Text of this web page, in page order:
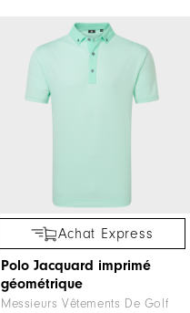
Achat Express
Polo Jacquard imprimé
géométrique
Messieurs Vêtements De Golf